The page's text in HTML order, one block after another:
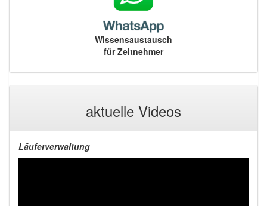
Wissensaustausch
für Zeitnehmer
aktuelle Videos
Läuferverwaltung